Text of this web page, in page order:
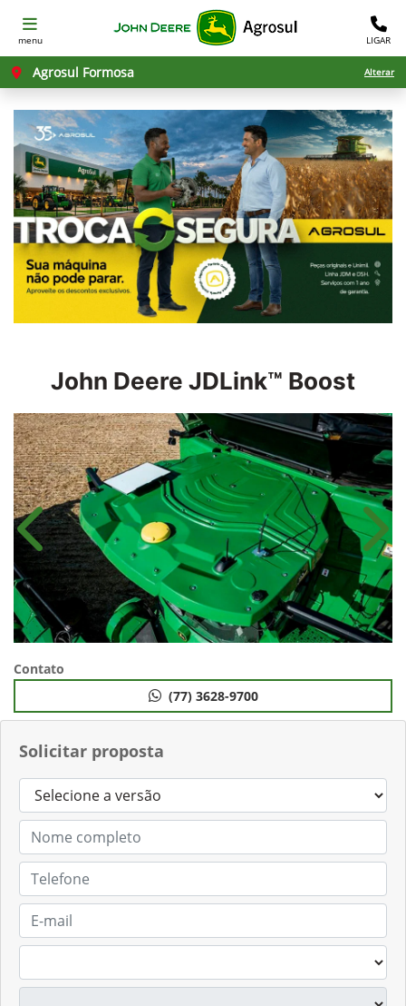
menu LIGAR
Agrosul Formosa Alterar
John Deere JDLink™ Boost
Solicitar proposta
Anterior
Contato
(77) 3628-9700